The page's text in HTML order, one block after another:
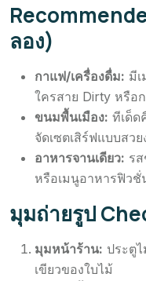
ลอง)
กาแฟ/เครื่องดื่ม: มี
ใครสาย Dirty หรือ
ขนมพื้นเมือง: ทีเด็ด
จัดเซตเสิร์ฟแบบส
อาหารจานเดียว: ร
หรือเมนูอาหารฟิว
มุมถ่ายรูป
มุมหน้าร้าน: ประตู
เขียวของใบไม้